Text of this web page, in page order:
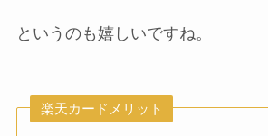
というのも嬉しいですね。
楽天カードメリット